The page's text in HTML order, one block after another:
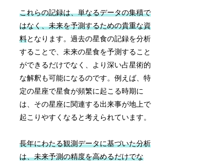
これらの記録は、単なるデータの集積で
はなく、未来を予測するための貴重な資
料となります。過去の星食の記録を分析
することで、未来の星食を予測すること
ができるだけでなく、より深い占星術的
な解釈も可能になるのです。例えば、特
定の星座で星食が頻繁に起こる時期に
は、その星座に関連する出来事が地上で
起こりやすくなると考えられています。
長年にわたる観測データに基づいた分析
は、未来予測の精度を高めるだけでな